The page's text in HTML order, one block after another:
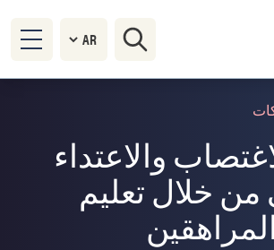
والاعتداء
خلال تعليم